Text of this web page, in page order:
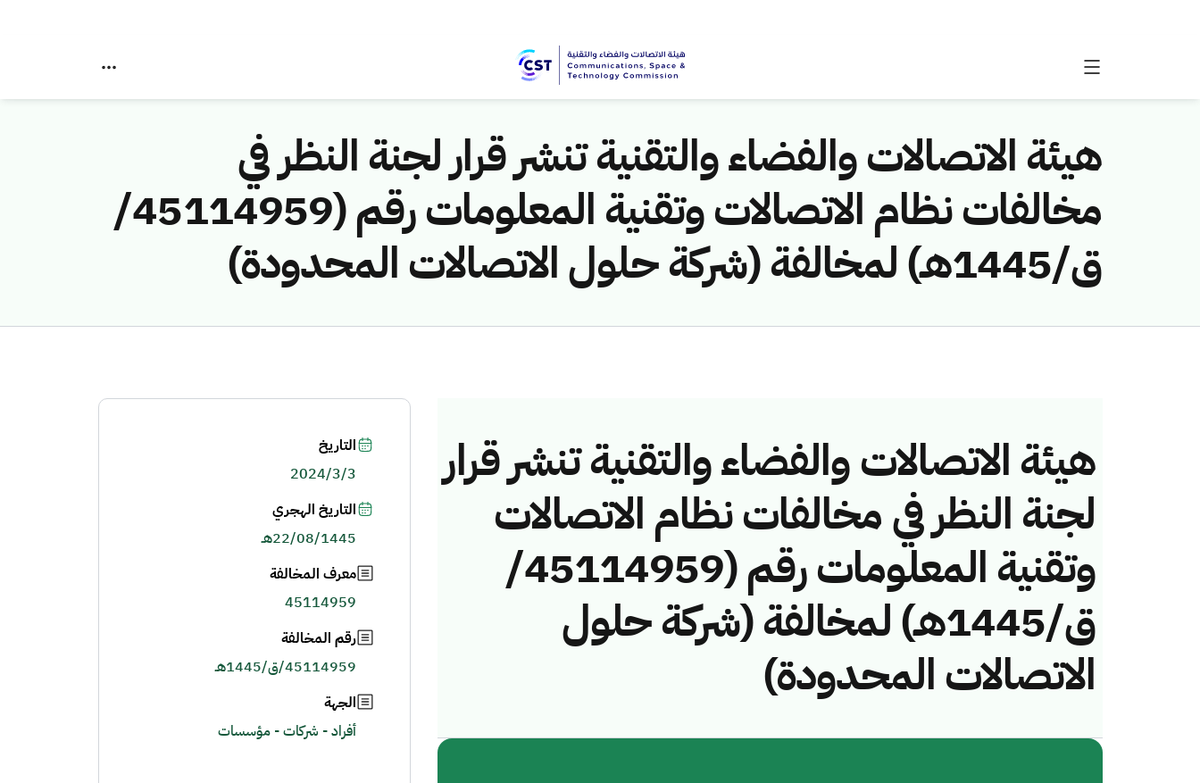
هيئة الاتصالات والفضاء والتقنية تنشر قرار لجنة النظر في
مخالفات نظام الاتصالات وتقنية المعلومات رقم (45114959/
ق/1445هـ) لمخالفة (شركة حلول الاتصالات المحدودة)
هيئة الاتصالات والفضاء والتقنية تنشر قرار
لجنة النظر في مخالفات نظام الاتصالات
وتقنية المعلومات رقم (45114959/
ق/1445هـ) لمخالفة (شركة حلول
الاتصالات المحدودة)
التاريخ
2024/3/3
التاريخ الهجري
22/08/1445هـ
معرف المخالفة
45114959
رقم المخالفة
45114959/ق/1445هـ
الجهة
أفراد - شركات - مؤسسات